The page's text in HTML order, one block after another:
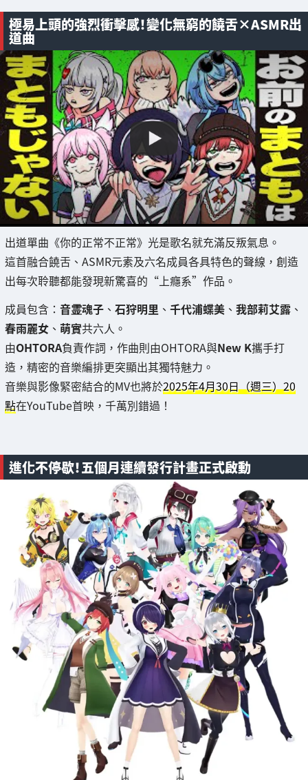
極易上頭的強烈衝擊感！變化無窮的饒舌×ASMR出
道曲
出道單曲《你的正常不正常》光是歌名就充滿反叛氣息。
這首融合饒舌、ASMR元素及六名成員各具特色的聲線，創造
出每次聆聽都能發現新驚喜的“上癮系”作品。
成員包含： 音霊魂子 、 石狩明里 、 千代浦蝶美 、 我部莉艾露 、
春雨麗女 、 萌實共六人。
由OHTORA負責作詞，作曲則由OHTORA與New K攜手打
造，精密的音樂編排更突顯出其獨特魅力。
音樂與影像緊密結合的MV也將於2025年4月30日（週三）20
點在YouTube首映，千萬別錯過！
進化不停歇！五個月連續發行計畫正式啟動